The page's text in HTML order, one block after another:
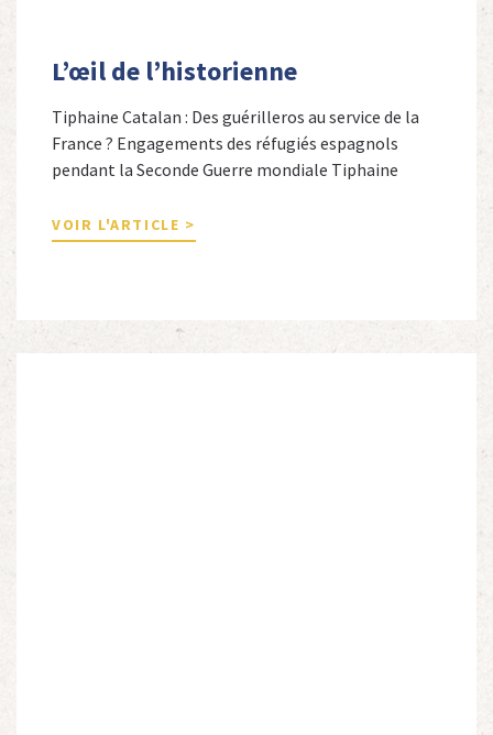
L’œil de l’historienne
Tiphaine Catalan : Des guérilleros au service de la
France ? Engagements des réfugiés espagnols
pendant la Seconde Guerre mondiale Tiphaine
secondaire et docteure en études hispaniques. Elle
est spécialiste de l’histoire contemporaine des
VOIR L'ARTICLE >